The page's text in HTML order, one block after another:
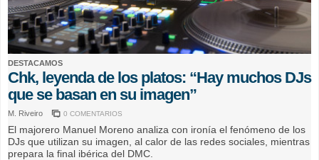
DESTACAMOS
Chk, leyenda de los platos: “Hay muchos DJs
que se basan en su imagen”
M. Riveiro 0 COMENTARIOS
El majorero Manuel Moreno analiza con ironía el fenómeno de los
DJs que utilizan su imagen, al calor de las redes sociales, mientras
prepara la final ibérica del DMC.